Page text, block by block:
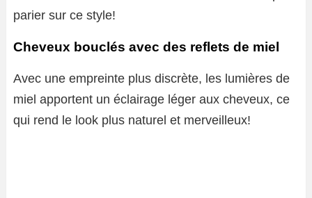
parier sur ce style!
Cheveux bouclés avec des reflets de miel
Avec une empreinte plus discrète, les lumières de
miel apportent un éclairage léger aux cheveux, ce
qui rend le look plus naturel et merveilleux!